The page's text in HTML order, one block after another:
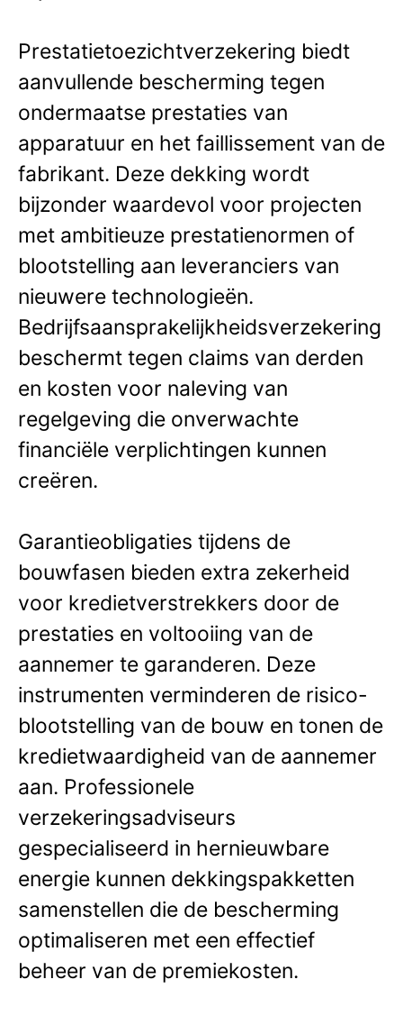
Prestatietoezichtverzekering biedt
aanvullende bescherming tegen
ondermaatse prestaties van
apparatuur en het faillissement van de
fabrikant. Deze dekking wordt
bijzonder waardevol voor projecten
met ambitieuze prestatienormen of
blootstelling aan leveranciers van
nieuwere technologieën.
Bedrijfsaansprakelijkheidsverzekering
beschermt tegen claims van derden
en kosten voor naleving van
regelgeving die onverwachte
financiële verplichtingen kunnen
creëren.
Garantieobligaties tijdens de
bouwfasen bieden extra zekerheid
voor kredietverstrekkers door de
prestaties en voltooiing van de
aannemer te garanderen. Deze
instrumenten verminderen de risico-
blootstelling van de bouw en tonen de
kredietwaardigheid van de aannemer
aan. Professionele
verzekeringsadviseurs
gespecialiseerd in hernieuwbare
energie kunnen dekkingspakketten
samenstellen die de bescherming
optimaliseren met een effectief
beheer van de premiekosten.